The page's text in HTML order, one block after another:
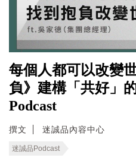
每個人都可以改變
負》建構「共好」
Podcast
撰文 迷誠品內容中心
迷誠品Podcast